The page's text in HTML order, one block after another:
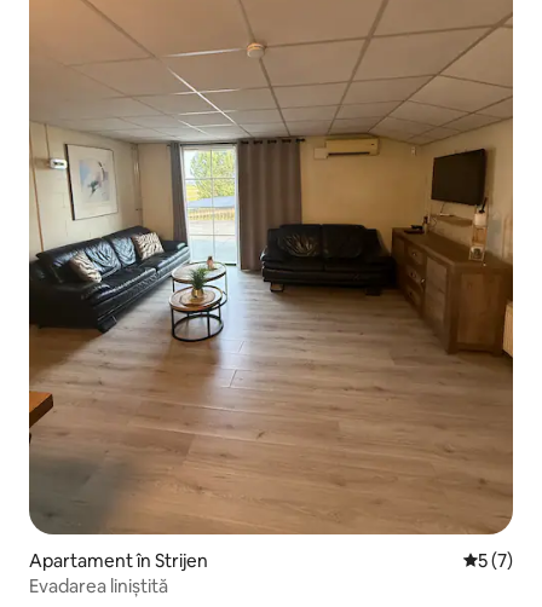
Apartament în Strijen Scor
5 (7)
Evadarea liniștită